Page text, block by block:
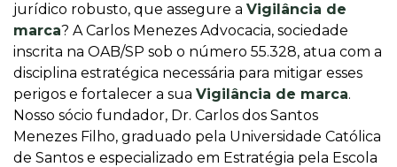
jurídico robusto, que assegure a Vigilância de
marca? A Carlos Menezes Advocacia, sociedade
inscrita na OAB/SP sob o número 55.328, atua com a
disciplina estratégica necessária para mitigar esses
perigos e fortalecer a sua Vigilância de marca.
Nosso sócio fundador, Dr. Carlos dos Santos
Menezes Filho, graduado pela Universidade Católica
de Santos e especializado em Estratégia pela Escola